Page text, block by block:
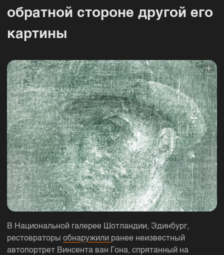
обратной стороне другой его
картины
В Национальной галерее Шотландии, Эдинбург,
рестовраторы обнаружили ранее неизвестный
автопортрет Винсента ван Гона, спрятанный на